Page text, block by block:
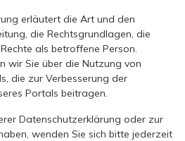
erläutert die Art und den
die Rechtsgrundlagen, die
als betroffene Person.
wir Sie über die Nutzung von
die zur Verbesserung der
Portals beitragen.
Datenschutzerklärung oder zur
wenden Sie sich bitte jederzeit